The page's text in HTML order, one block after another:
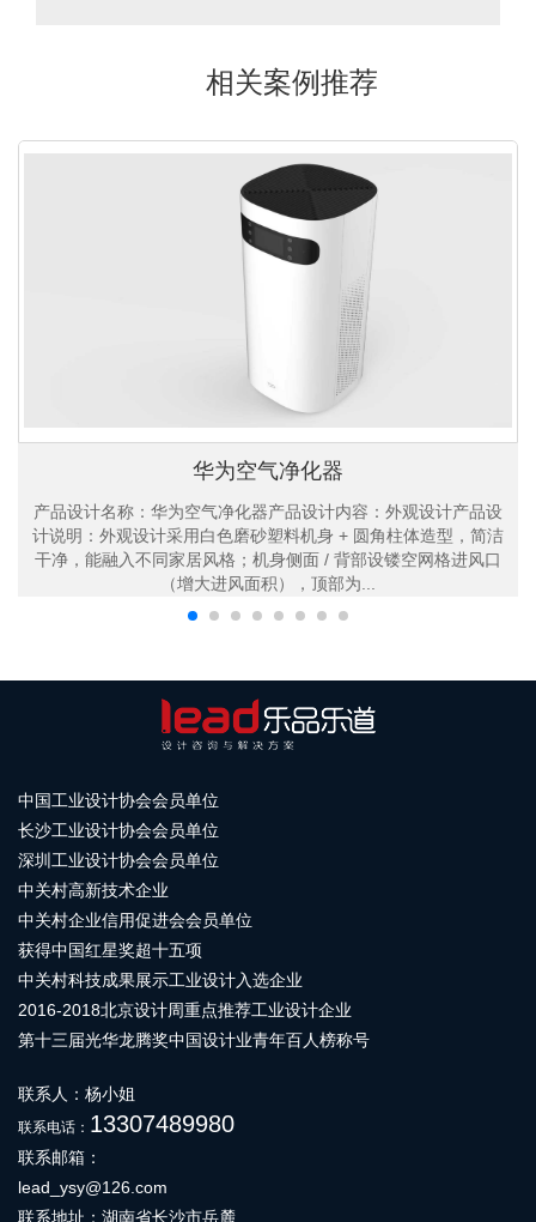
相关案例推荐
华为空气净化器
产品设计名称：华为空气净化器产品设计内容：外观设计产品设
计说明：外观设计采用白色磨砂塑料机身 + 圆角柱体造型，简洁
干净，能融入不同家居风格；机身侧面 / 背部设镂空网格进风口
（增大进风面积），顶部为...
中国工业设计协会会员单位
长沙工业设计协会会员单位
深圳工业设计协会会员单位
中关村高新技术企业
中关村企业信用促进会会员单位
获得中国红星奖超十五项
中关村科技成果展示工业设计入选企业
2016-2018北京设计周重点推荐工业设计企业
第十三届光华龙腾奖中国设计业青年百人榜称号
联系人：杨小姐
联系电话： 13307489980
联系邮箱：
lead_ysy@126.com
联系地址：湖南省长沙市岳麓